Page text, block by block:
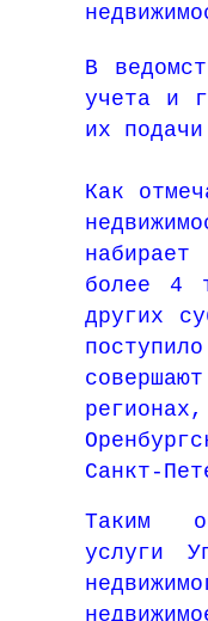
В
учета и
их
Как
более 4
других
Санкт-
Таким
услуги